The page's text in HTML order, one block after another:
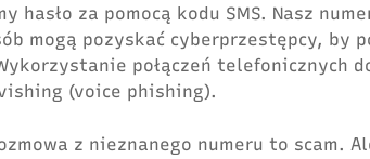
hasło za pomocą kodu SMS. Nasz
mogą pozyskać cyberprzestępcy, by
połączeń telefonicznych
(voice phishing).
z nieznanego numeru to scam.